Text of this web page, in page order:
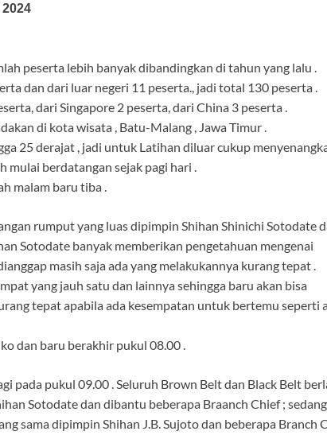
peserta lebih banyak dibandingkan di tahun yang lalu .
dan dari luar negeri 11 peserta., jadi total 130 peserta .
dari Singapore 2 peserta, dari China 3 peserta .
di kota wisata , Batu-Malang , Jawa Timur .
25 derajat , jadi untuk Latihan diluar cukup
mulai berdatangan sejak pagi hari .
malam baru tiba .
rumput yang luas dipimpin Shihan Shinichi Sotodate
Sotodate banyak memberikan pengetahuan mengenai
masih saja ada yang melakukannya kurang tepat .
yang jauh satu dan lainnya sehingga baru akan bisa
tepat apabila ada kesempatan untuk bertemu seperti
dan baru berakhir pukul 08.00 .
pada pukul 09.00 . Seluruh Brown Belt dan Black Belt
Sotodate dan dibantu beberapa Braanch Chief ;
sama dipimpin Shihan J.B. Sujoto dan beberapa Branch